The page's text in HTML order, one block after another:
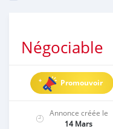
Négociable
Promouvoir
Annonce créée le
14 Mars